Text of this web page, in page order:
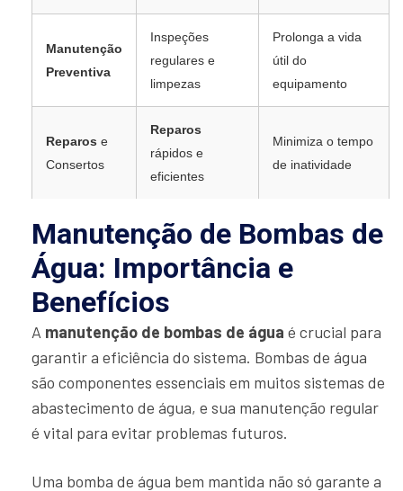
Manutenção
Preventiva
Inspeções
regulares e
limpezas
Prolonga a vida
útil do
equipamento
Reparos e
Consertos
Reparos
rápidos e
eficientes
Minimiza o tempo
de inatividade
Manutenção de Bombas de
Água: Importância e
Benefícios
A manutenção de bombas de água é crucial para
garantir a eficiência do sistema. Bombas de água
são componentes essenciais em muitos sistemas de
abastecimento de água, e sua manutenção regular
é vital para evitar problemas futuros.
Uma bomba de água bem mantida não só garante a